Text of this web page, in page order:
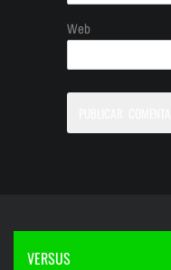
Web
VERSUS